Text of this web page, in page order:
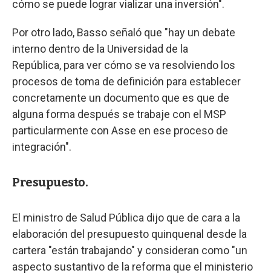
cómo se puede lograr vializar una inversión".
Por otro lado, Basso señaló que "hay un debate
interno dentro de la Universidad de la
República, para ver cómo se va resolviendo los
procesos de toma de definición para establecer
concretamente un documento que es que de
alguna forma después se trabaje con el MSP
particularmente con Asse en ese proceso de
integración".
Presupuesto.
El ministro de Salud Pública dijo que de cara a la
elaboración del presupuesto quinquenal desde la
cartera "están trabajando" y consideran como "un
aspecto sustantivo de la reforma que el ministerio